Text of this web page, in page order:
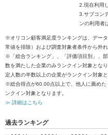
2.現在利用
3.サブコン
ンの利用者
※オリコン顧客満足度ランキングは、デー
常値を排除）および調査対象者条件から外
※「総合ランキング」、「評価項目別」、
数を満たした企業のみランクイン対象とな
定人数の半数以上の企業がランクイン対象と
※総合得点が60.00点以上で、他人に薦めた
ンクイン対象となります。
≫ 詳細はこちら
過去ランキング